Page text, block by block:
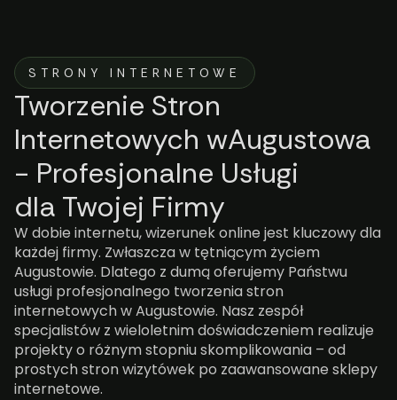
STRONY INTERNETOWE
Tworzenie Stron
Internetowych wAugustowa
- Profesjonalne Usługi
dla Twojej Firmy
W dobie internetu, wizerunek online jest kluczowy dla
każdej firmy. Zwłaszcza w tętniącym życiem
Augustowie. Dlatego z dumą oferujemy Państwu
usługi profesjonalnego tworzenia stron
internetowych w Augustowie. Nasz zespół
specjalistów z wieloletnim doświadczeniem realizuje
projekty o różnym stopniu skomplikowania – od
prostych stron wizytówek po zaawansowane sklepy
internetowe.